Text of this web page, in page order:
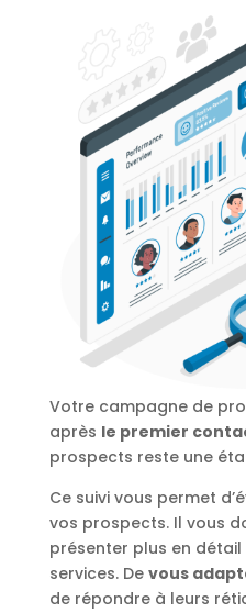
Votre campagne de
après le premier
prospects reste une
Ce suivi vous permet
vos prospects. Il vous
présenter plus en
services. De vous
de répondre à leurs